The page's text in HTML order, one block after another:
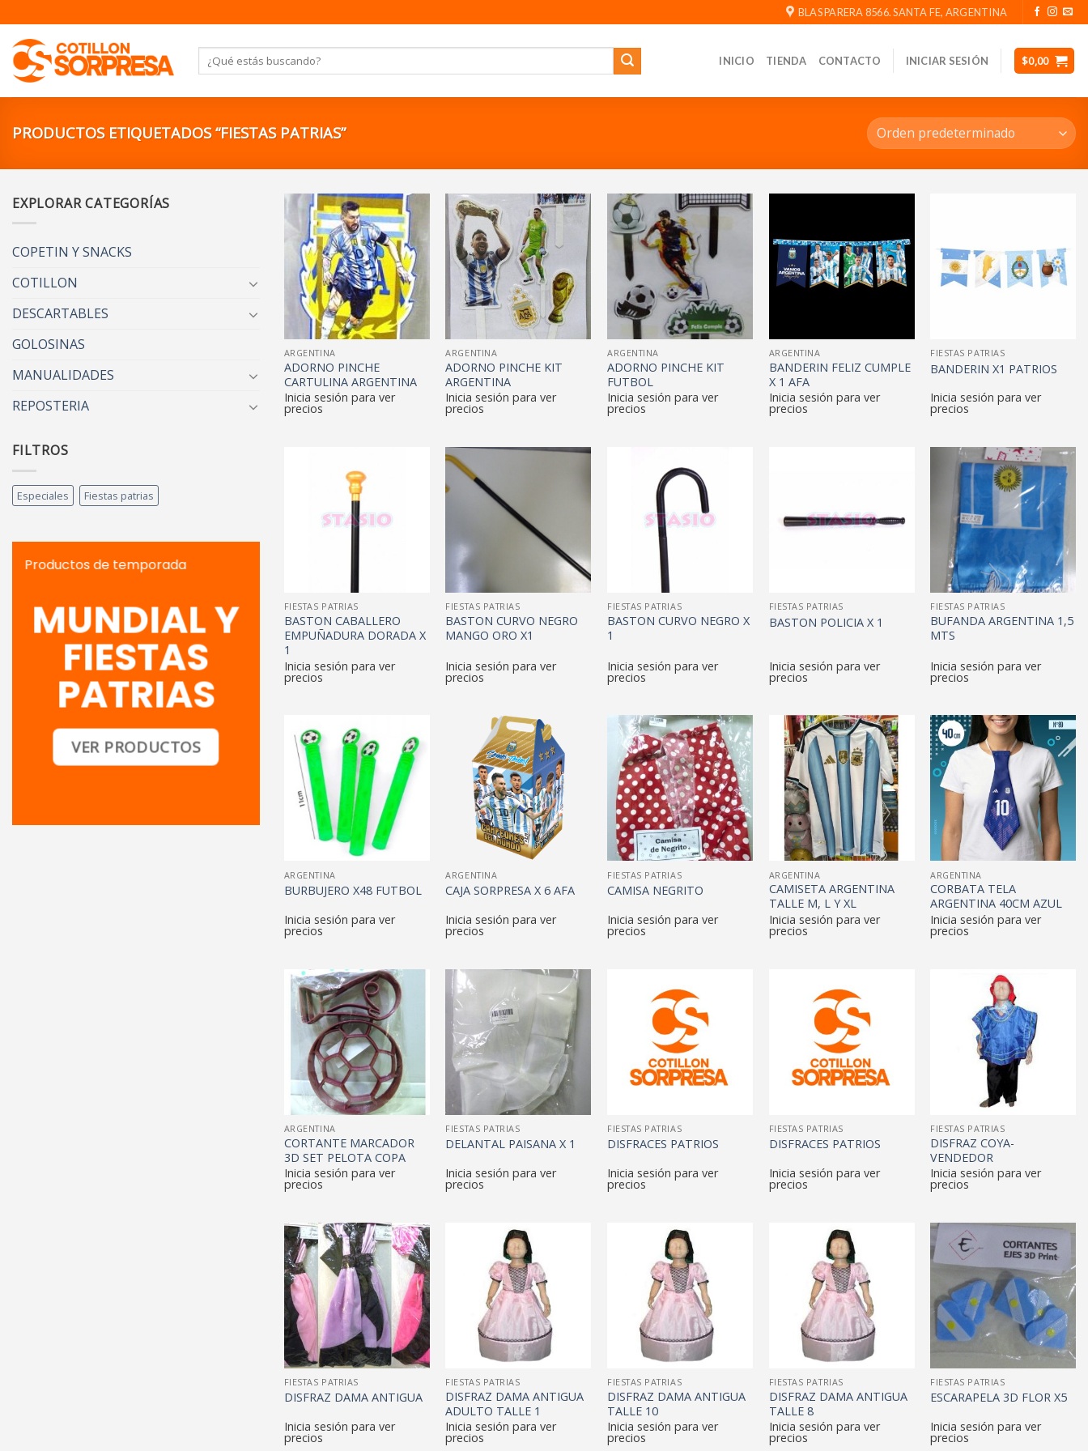
al
contenido
BLAS PARERA 8566. SANTA FE, ARGENTINA
Buscar
por:
INICIO TIENDA CONTACTO INICIAR SESIÓN $0,00
PRODUCTOS ETIQUETADOS “FIESTAS PATRIAS”
EXPLORAR CATEGORÍAS
COPETIN Y SNACKS
COTILLON
DESCARTABLES
GOLOSINAS
MANUALIDADES
REPOSTERIA
FILTROS
Especiales Fiestas patrias
MUNDIAL Y
FIESTAS
PATRIAS
VER PRODUCTOS
Productos de temporada
ARGENTINA
ADORNO PINCHE
CARTULINA ARGENTINA
Inicia sesión para ver
precios
ARGENTINA
ADORNO PINCHE KIT
ARGENTINA
Inicia sesión para ver
precios
ARGENTINA
ADORNO PINCHE KIT
FUTBOL
Inicia sesión para ver
precios
ARGENTINA
BANDERIN FELIZ CUMPLE
X 1 AFA
Inicia sesión para ver
precios
FIESTAS PATRIAS
BANDERIN X1 PATRIOS
Inicia sesión para ver
precios
FIESTAS PATRIAS
BASTON CABALLERO
EMPUÑADURA DORADA X
1
Inicia sesión para ver
precios
FIESTAS PATRIAS
BASTON CURVO NEGRO
MANGO ORO X1
Inicia sesión para ver
precios
FIESTAS PATRIAS
BASTON CURVO NEGRO X
1
Inicia sesión para ver
precios
FIESTAS PATRIAS
BASTON POLICIA X 1
Inicia sesión para ver
precios
FIESTAS PATRIAS
BUFANDA ARGENTINA 1,5
MTS
Inicia sesión para ver
precios
ARGENTINA
BURBUJERO X48 FUTBOL
Inicia sesión para ver
precios
ARGENTINA
CAJA SORPRESA X 6 AFA
Inicia sesión para ver
precios
FIESTAS PATRIAS
CAMISA NEGRITO
Inicia sesión para ver
precios
ARGENTINA
CAMISETA ARGENTINA
TALLE M, L Y XL
Inicia sesión para ver
precios
ARGENTINA
CORBATA TELA
ARGENTINA 40CM AZUL
Inicia sesión para ver
precios
ARGENTINA
CORTANTE MARCADOR
3D SET PELOTA COPA
Inicia sesión para ver
precios
FIESTAS PATRIAS
DELANTAL PAISANA X 1
Inicia sesión para ver
precios
FIESTAS PATRIAS
DISFRACES PATRIOS
Inicia sesión para ver
precios
FIESTAS PATRIAS
DISFRACES PATRIOS
Inicia sesión para ver
precios
FIESTAS PATRIAS
DISFRAZ COYA-
VENDEDOR
Inicia sesión para ver
precios
FIESTAS PATRIAS
DISFRAZ DAMA ANTIGUA
Inicia sesión para ver
precios
FIESTAS PATRIAS
DISFRAZ DAMA ANTIGUA
ADULTO TALLE 1
Inicia sesión para ver
precios
FIESTAS PATRIAS
DISFRAZ DAMA ANTIGUA
TALLE 10
Inicia sesión para ver
precios
FIESTAS PATRIAS
DISFRAZ DAMA ANTIGUA
TALLE 8
Inicia sesión para ver
precios
FIESTAS PATRIAS
ESCARAPELA 3D FLOR X5
Inicia sesión para ver
precios